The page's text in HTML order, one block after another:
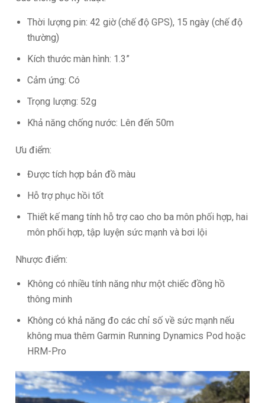
Thời lượng pin: 42 giờ (chế độ GPS), 15 ngày (chế độ
thường)
Kích thước màn hình: 1.3”
Cảm ứng: Có
Trọng lượng: 52g
Khả năng chống nước: Lên đến 50m
Ưu điểm:
Được tích hợp bản đồ màu
Hỗ trợ phục hồi tốt
Thiết kế mang tính hỗ trợ cao cho ba môn phối hợp, hai
môn phối hợp, tập luyện sức mạnh và bơi lội
Nhược điểm:
Không có nhiều tính năng như một chiếc đồng hồ
thông minh
Không có khả năng đo các chỉ số về sức mạnh nếu
không mua thêm Garmin Running Dynamics Pod hoặc
HRM-Pro